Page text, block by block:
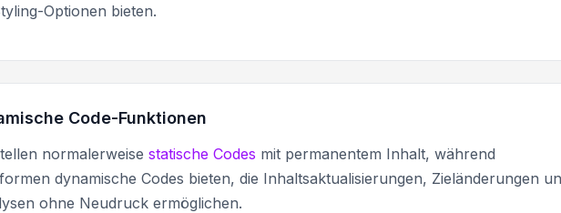
Optionen bieten.
Code-Funktionen
normalerweise statische Codes mit permanentem Inhalt, während
dynamische Codes bieten, die Inhaltsaktualisierungen, Zieländerungen
ohne Neudruck ermöglichen.